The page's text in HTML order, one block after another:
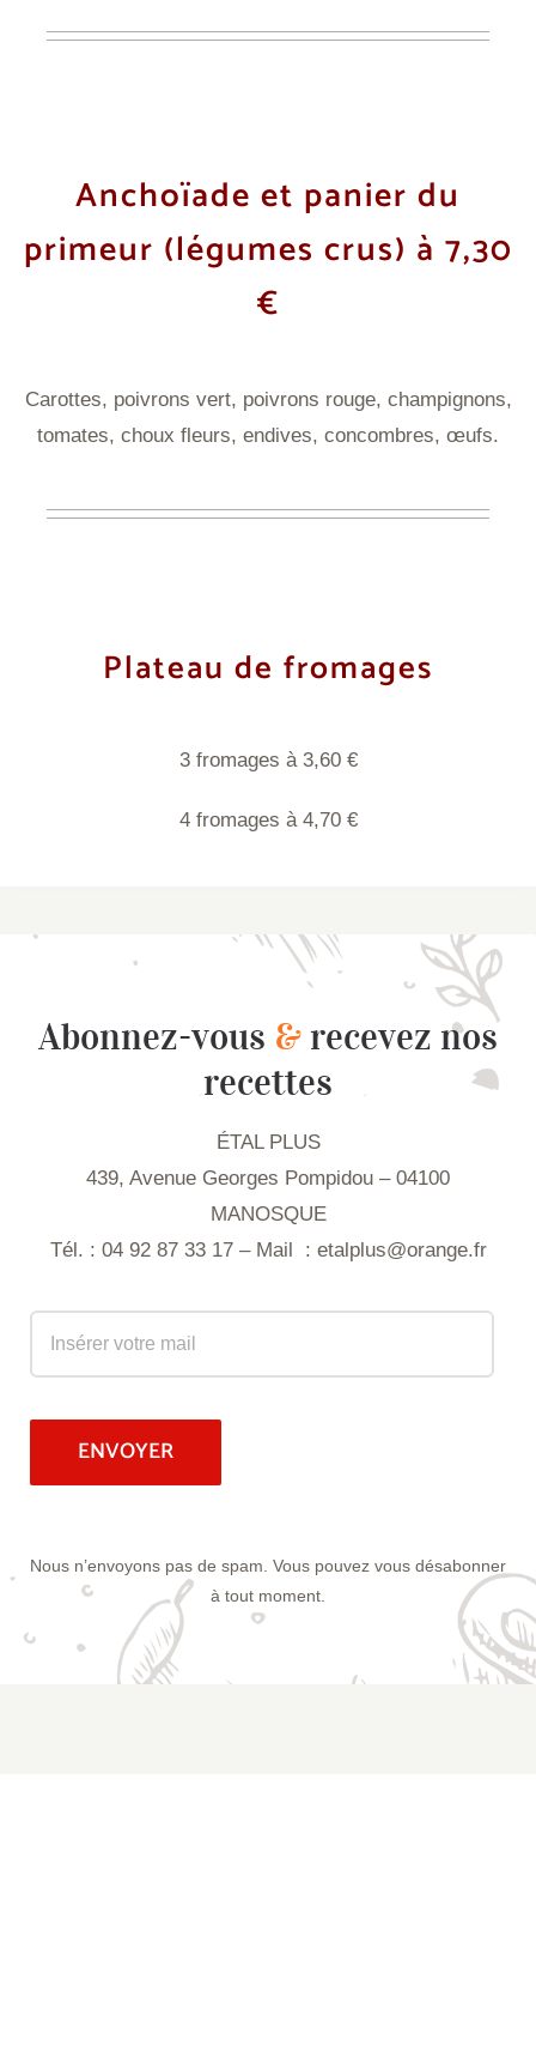
Anchoïade et panier du
primeur (légumes crus) à 7,30
€
Carottes, poivrons vert, poivrons rouge, champignons,
tomates, choux fleurs, endives, concombres, œufs.
Plateau de fromages
3 fromages à 3,60 €
4 fromages à 4,70 €
Abonnez-vous &recevez nos
recettes
ÉTAL PLUS
439, Avenue Georges Pompidou – 04100
MANOSQUE
Tél. : 04 92 87 33 17 – Mail : etalplus@orange.fr
Nous n’envoyons pas de spam. Vous pouvez vous désabonner
à tout moment.